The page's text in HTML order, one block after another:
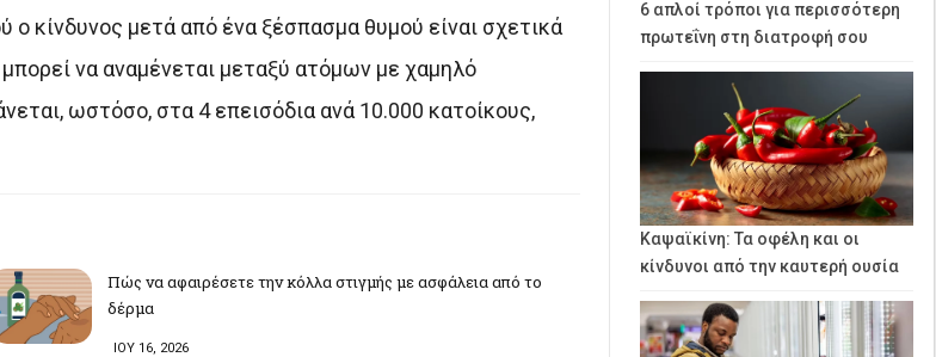
κίνδυνος μετά από ένα ξέσπασμα θυμού είναι σχετικά
να αναμένεται μεταξύ ατόμων με χαμηλό
ωστόσο, στα 4 επεισόδια ανά 10.000 κατοίκους,
Πώς να αφαιρέσετε την κόλλα στιγμής με ασφάλεια από το
δέρμα
ΙΟΥ 16, 2026
6 απλοί τρόποι για περισσότερη
πρωτεΐνη στη διατροφή σου
Καψαϊκίνη: Τα οφέλη και οι
κίνδυνοι από την καυτερή ουσία